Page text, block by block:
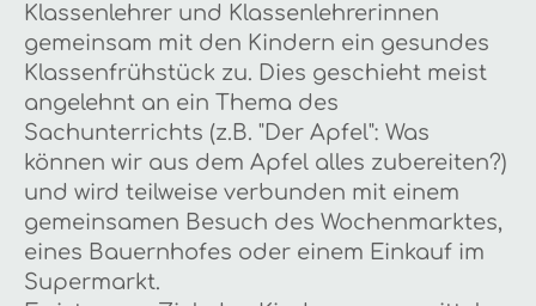
Klassenlehrer und Klassenlehrerinnen
gemeinsam mit den Kindern ein gesundes
Klassenfrühstück zu. Dies geschieht meist
angelehnt an ein Thema des
Sachunterrichts (z.B. "Der Apfel": Was
können wir aus dem Apfel alles zubereiten?)
und wird teilweise verbunden mit einem
gemeinsamen Besuch des Wochenmarktes,
eines Bauernhofes oder einem Einkauf im
Supermarkt.